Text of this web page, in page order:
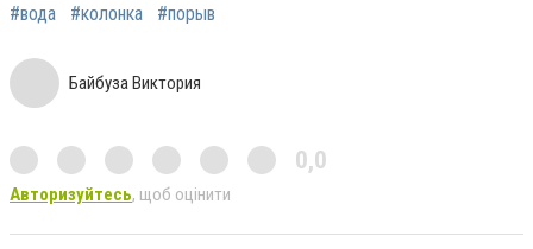
#вода #колонка #порыв
Байбуза Виктория
0,0
Авторизуйтесь, щоб оцінити